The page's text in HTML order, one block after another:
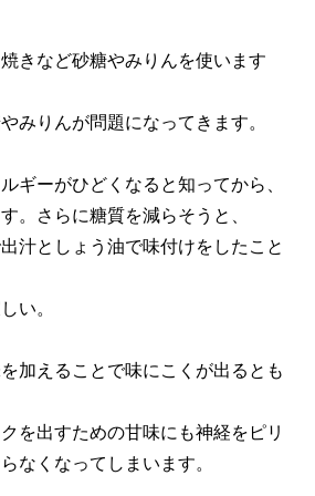
きなど砂糖やみりんを使います
みりんが問題になってきます。
ギーがひどくなると知ってから、
。さらに糖質を減らそうと、
汁としょう油で味付けをしたこと
い。
加えることで味にこくが出るとも
を出すための甘味にも神経をピリ
なくなってしまいます。